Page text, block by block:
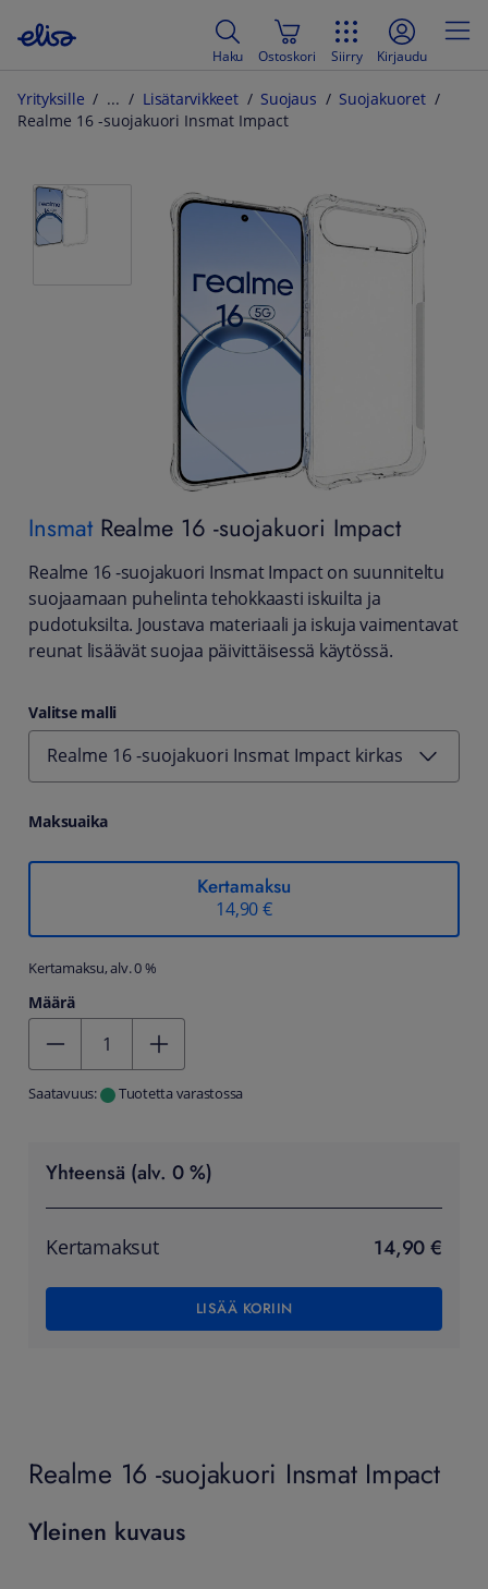
Haku Ostoskori Siirry Kirjaudu
Yrityksille Lisätarvikkeet Suojaus
Suojakuoret
Realme 16 -suojakuori Insmat Impact
Insmat Realme 16 -suojakuori Impact
Realme 16 -suojakuori Insmat Impact on suunniteltu
suojaamaan puhelinta tehokkaasti iskuilta ja
pudotuksilta. Joustava materiaali ja iskuja vaimentavat
reunat lisäävät suojaa päivittäisessä käytössä.
Valitse malli
Realme 16 -suojakuori Insmat Impact kirkas
Maksuaika
Kertamaksu
14,90 €
Kertamaksu, alv. 0 %
Määrä
Saatavuus: Tuotetta varastossa
Yhteensä (alv. 0 %)
Kertamaksut 14,90 €
LISÄÄ KORIIN
Realme 16 -suojakuori Insmat Impact
Yleinen kuvaus